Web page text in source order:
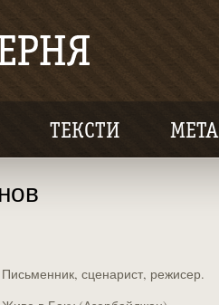
ТЕКСТИ МЕТА
Письменник, сценарист, режисер.